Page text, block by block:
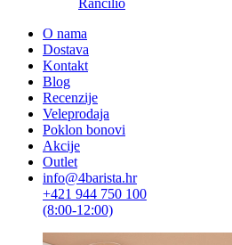
Rancilio
O nama
Dostava
Kontakt
Blog
Recenzije
Veleprodaja
Poklon bonovi
Akcije
Outlet
info@4barista.hr
+421 944 750 100
(8:00-12:00)